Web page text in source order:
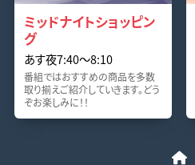
ミッドナイトショッピン
グ
あす夜7:40〜8:10
番組ではおすすめの商品を多数
取り揃えご紹介していきます。どう
ぞお楽しみに！！